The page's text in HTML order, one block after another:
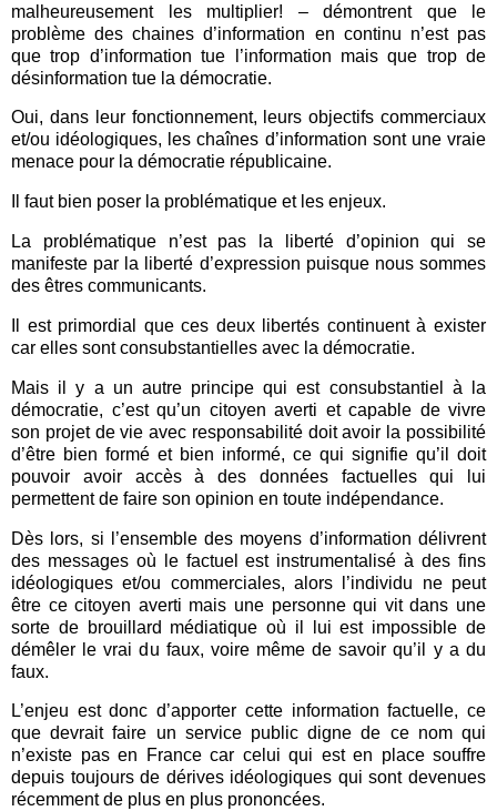
malheureusement les multiplier! – démontrent que le
problème des chaines d’information en continu n’est pas
que trop d’information tue l’information mais que trop de
désinformation tue la démocratie.
Oui, dans leur fonctionnement, leurs objectifs commerciaux
et/ou idéologiques, les chaînes d’information sont une vraie
menace pour la démocratie républicaine.
Il faut bien poser la problématique et les enjeux.
La problématique n’est pas la liberté d’opinion qui se
manifeste par la liberté d’expression puisque nous sommes
des êtres communicants.
Il est primordial que ces deux libertés continuent à exister
car elles sont consubstantielles avec la démocratie.
Mais il y a un autre principe qui est consubstantiel à la
démocratie, c’est qu’un citoyen averti et capable de vivre
son projet de vie avec responsabilité doit avoir la possibilité
d’être bien formé et bien informé, ce qui signifie qu’il doit
pouvoir avoir accès à des données factuelles qui lui
permettent de faire son opinion en toute indépendance.
Dès lors, si l’ensemble des moyens d’information délivrent
des messages où le factuel est instrumentalisé à des fins
idéologiques et/ou commerciales, alors l’individu ne peut
être ce citoyen averti mais une personne qui vit dans une
sorte de brouillard médiatique où il lui est impossible de
démêler le vrai du faux, voire même de savoir qu’il y a du
faux.
L’enjeu est donc d’apporter cette information factuelle, ce
que devrait faire un service public digne de ce nom qui
n’existe pas en France car celui qui est en place souffre
depuis toujours de dérives idéologiques qui sont devenues
récemment de plus en plus prononcées.